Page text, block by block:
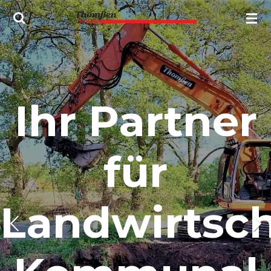
Zum
Hauptinhalt
springen
Ihr Partner
für